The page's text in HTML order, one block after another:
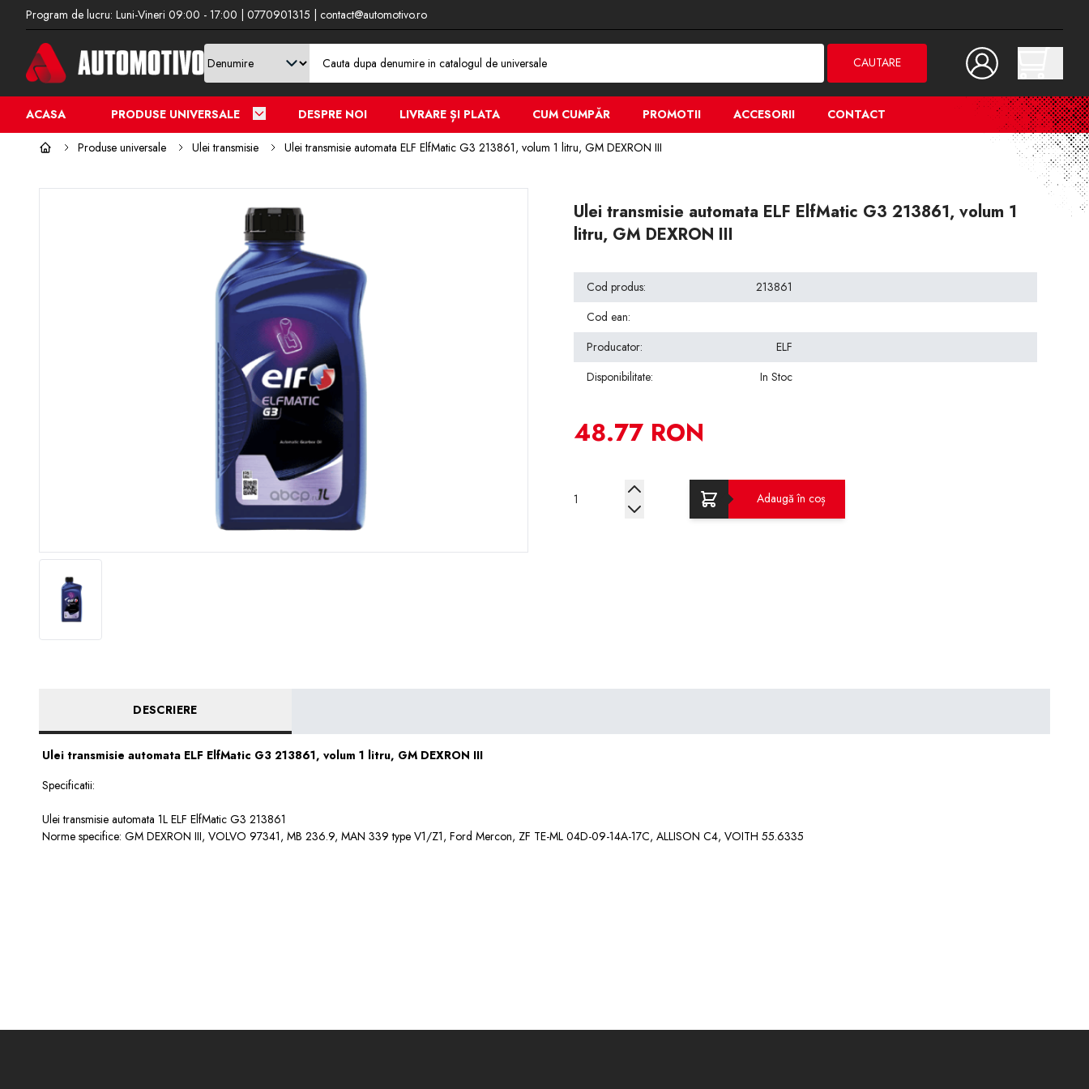
Program de lucru: Luni-Vineri 09:00 - 17:00 | 0770901315 | contact@automotivo.ro
CAUTARE
ACASA PRODUSE UNIVERSALE DESPRE NOI LIVRARE ȘI PLATA CUM CUMPĂR PROMOTII ACCESORII CONTACT
Produse universale Ulei transmisie Ulei transmisie automata ELF ElfMatic G3 213861, volum 1 litru, GM DEXRON III
Ulei transmisie automata ELF ElfMatic G3 213861, volum 1
litru, GM DEXRON III
Cod produs:
213861
Cod ean:
Producator:
ELF
Disponibilitate:
In Stoc
48.77 RON
Adaugă în coș
DESCRIERE
Ulei transmisie automata ELF ElfMatic G3 213861, volum 1 litru, GM DEXRON III
Specificatii:
Ulei transmisie automata 1L ELF ElfMatic G3 213861
Norme specifice: GM DEXRON III, VOLVO 97341, MB 236.9, MAN 339 type V1/Z1, Ford Mercon, ZF TE-ML 04D-09-14A-17C, ALLISON C4, VOITH 55.6335